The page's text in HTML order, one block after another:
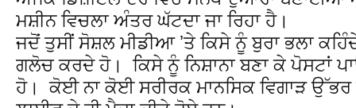
ਮਸ਼ੀਨ ਵਿਚਲਾ ਅੰਤਰ ਘੱਟਦਾ ਜਾ ਰਿਹਾ ਹੈ।
ਜਦੋਂ ਤੁਸੀਂ ਸੋਸ਼ਲ ਮੀਡੀਆ ʼਤੇ ਕਿਸੇ ਨੂੰ ਬੁਰਾ ਭਲਾ
ਗਲੋਚ ਕਰਦੇ ਹੋ। ਕਿਸੇ ਨੂੰ ਨਿਸ਼ਾਨਾ ਬਣਾ ਕੇ ਪੋਸਟਾਂ
ਹੋ। ਕੋਈ ਨਾ ਕੋਈ ਸਰੀਰਕ ਮਾਨਸਿਕ ਵਿਗਾੜ